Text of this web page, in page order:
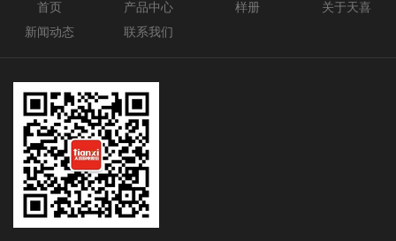
首页 产品中心 样册
关于天喜
新闻动态
联系我们